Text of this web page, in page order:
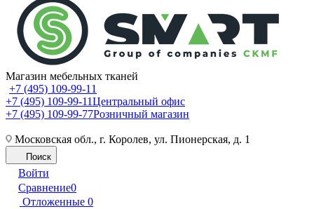
Магазин мебельных тканей
+7 (495) 109-99-11
+7 (495) 109-99-11Центральный офис
+7 (495) 109-99-77Розничный магазин
Московская обл., г. Королев, ул. Пионерская, д. 1
Поиск
Войти
Сравнение0
Отложенные 0